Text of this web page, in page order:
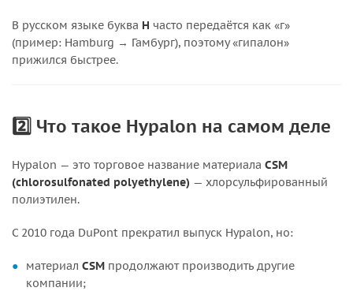
В русском языке буква H часто передаётся как «г»
(пример: Hamburg → Гамбург), поэтому «гипалон»
прижился быстрее.
2️⃣ Что такое Hypalon на самом деле
Hypalon — это торговое название материала CSM
(chlorosulfonated polyethylene) — хлорсульфированный
полиэтилен.
С 2010 года DuPont прекратил выпуск Hypalon, но:
материал CSM продолжают производить другие
компании;